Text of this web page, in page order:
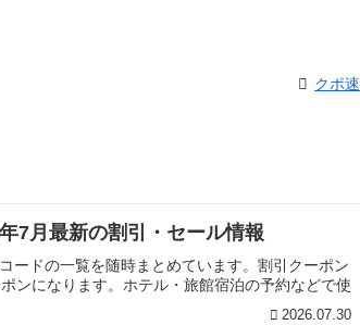
クポ速
7月最新の割引・セール情報
ードの一覧を随時まとめています。割引クーポン
ンになります。ホテル・旅館宿泊の予約などで使
2026.07.30